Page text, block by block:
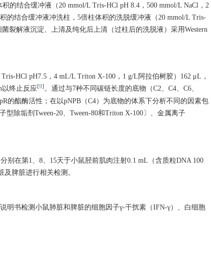
的结合缓冲液（20 mmol/L Tris-HCl pH 8.4，500 mmol/L NaCl，2
的结合缓冲液冲洗柱，5倍柱体积的洗脱缓冲液（20 mmol/L Tris-
裂解液沉淀、上清及纯化后上清（过柱后的洗脱液）采用Western
HCl pH7.5，4 mL/L Triton X-100，1 g/L阿拉伯树胶）162 μL，
终止反应[9] 。通过与7种不同碳链长度的底物（C2、C4、C6、
的酯酶活性；在以pNPB（C4）为底物的体系下分析不同的因素包
除垢剂Tween-20、Tween-80和Triton X-100〕、金属离子
别在第1、8、15天于小鼠胫前肌肉注射0.1 mL（含质粒DNA 100
脾脏进行相关检测。
书检测小鼠肺脏和脾脏的细胞因子γ-干扰素（IFN-γ）、白细胞